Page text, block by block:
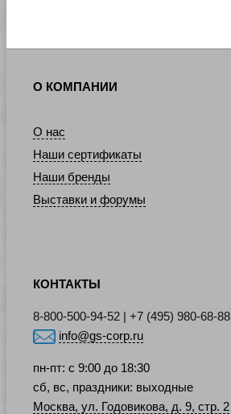
О КОМПАНИИ
О нас
Наши сертификаты
Наши бренды
Выставки и форумы
КОНТАКТЫ
8-800-500-94-52 | +7 (495) 980-68-88
info@gs-corp.ru
пн-пт: с 9:00 до 18:30
сб, вс, праздники: выходные
Москва, ул. Годовикова, д. 9, стр. 2